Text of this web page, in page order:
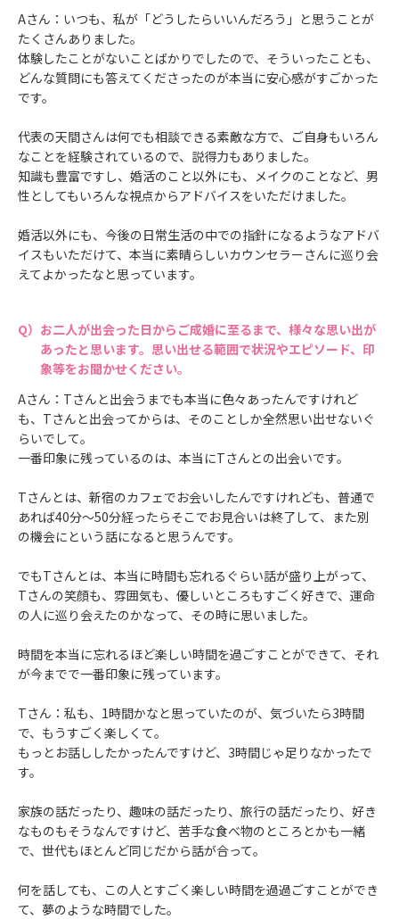
Aさん：いつも、私が「どうしたらいいんだろう」と思うことが
たくさんありました。
体験したことがないことばかりでしたので、そういったことも、
どんな質問にも答えてくださったのが本当に安心感がすごかった
です。
代表の天間さんは何でも相談できる素敵な方で、ご自身もいろん
なことを経験されているので、説得力もありました。
知識も豊富ですし、婚活のこと以外にも、メイクのことなど、男
性としてもいろんな視点からアドバイスをいただけました。
婚活以外にも、今後の日常生活の中での指針になるようなアドバ
イスもいただけて、本当に素晴らしいカウンセラーさんに巡り会
えてよかったなと思っています。
お二人が出会った日からご成婚に至るまで、様々な思い出が
あったと思います。思い出せる範囲で状況やエピソード、印
象等をお聞かせください。
Aさん：Tさんと出会うまでも本当に色々あったんですけれど
も、Tさんと出会ってからは、そのことしか全然思い出せないぐ
らいでして。
一番印象に残っているのは、本当にTさんとの出会いです。
Tさんとは、新宿のカフェでお会いしたんですけれども、普通で
あれば40分～50分経ったらそこでお見合いは終了して、また別
の機会にという話になると思うんです。
でもTさんとは、本当に時間も忘れるぐらい話が盛り上がって、
Tさんの笑顔も、雰囲気も、優しいところもすごく好きで、運命
の人に巡り会えたのかなって、その時に思いました。
時間を本当に忘れるほど楽しい時間を過ごすことができて、それ
が今までで一番印象に残っています。
Tさん：私も、1時間かなと思っていたのが、気づいたら3時間
で、もうすごく楽しくて。
もっとお話ししたかったんですけど、3時間じゃ足りなかったで
す。
家族の話だったり、趣味の話だったり、旅行の話だったり、好き
なものもそうなんですけど、苦手な食べ物のところとかも一緒
で、世代もほとんど同じだから話が合って。
何を話しても、この人とすごく楽しい時間を過過ごすことができ
て、夢のような時間でした。